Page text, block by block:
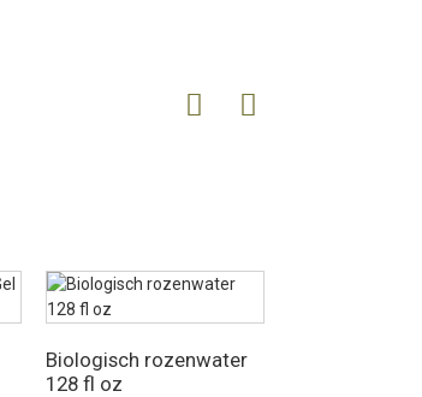
Biologisch rozenwater
128 fl oz